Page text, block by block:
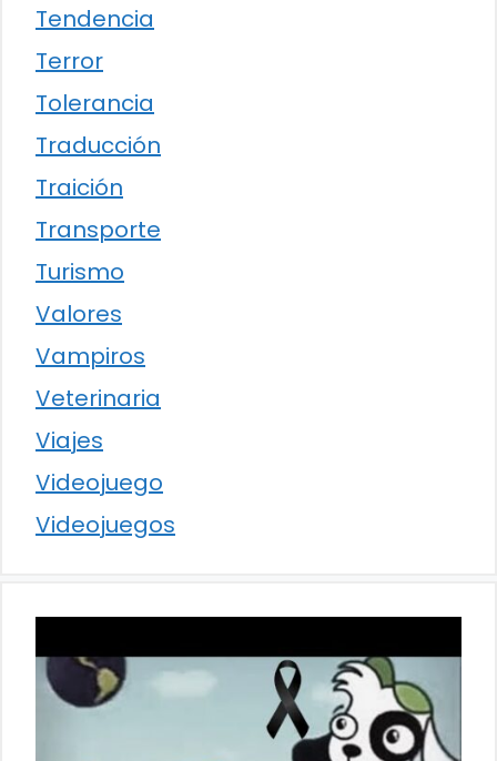
Tendencia
Terror
Tolerancia
Traducción
Traición
Transporte
Turismo
Valores
Vampiros
Veterinaria
Viajes
Videojuego
Videojuegos